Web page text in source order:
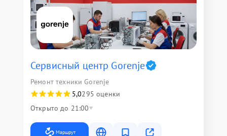
Сервисный центр Gorenje
Ремонт техники Gorenje
5,0295 оценки
Открыто до 21:00
Маршрут